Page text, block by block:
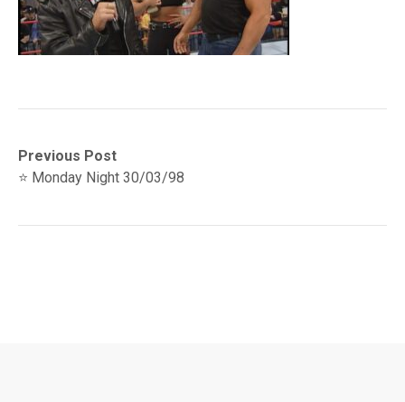
Navegación
de
Previous Post
Previous
post:⭐️ Monday Night 30/03/98